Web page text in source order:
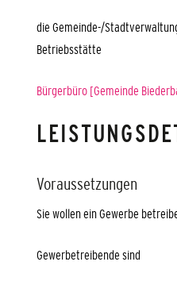
die Gemeinde-/
Betriebsstätte
Bürgerbüro [Gemeinde
Voraussetzungen
Sie wollen ein Gewerbe
Gewerbetreibende sind